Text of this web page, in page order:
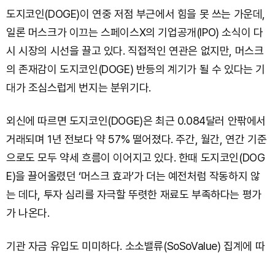
도지코인(DOGE)이 연중 저점 부근에서 힘을 못 쓰는 가운데,
일론 머스크가 이끄는 스페이스X의 기업공개(IPO) 소식이 다
시 시장의 시선을 끌고 있다. 직접적인 연관은 없지만, 머스크
의 존재감이 도지코인(DOGE) 반등의 계기가 될 수 있다는 기
대가 조심스럽게 번지는 분위기다.
외신에 따르면 도지코인(DOGE)은 최근 0.084달러 안팎에서
거래되며 1년 전보다 약 57% 떨어졌다. 주간, 월간, 연간 기준
으로도 모두 약세 흐름이 이어지고 있다. 한때 도지코인(DOG
E)을 끌어올렸던 ‘머스크 효과’가 더는 예전처럼 작동하지 않
는 데다, 투자 심리를 자극할 뚜렷한 재료도 부족하다는 평가
가 나온다.
기관 자금 유입도 미미하다. 소소밸류(SoSoValue) 집계에 따